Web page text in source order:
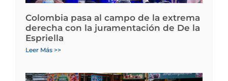
Colombia pasa al campo de la extrema
derecha con la juramentación de De la
Espriella
Leer Más >>